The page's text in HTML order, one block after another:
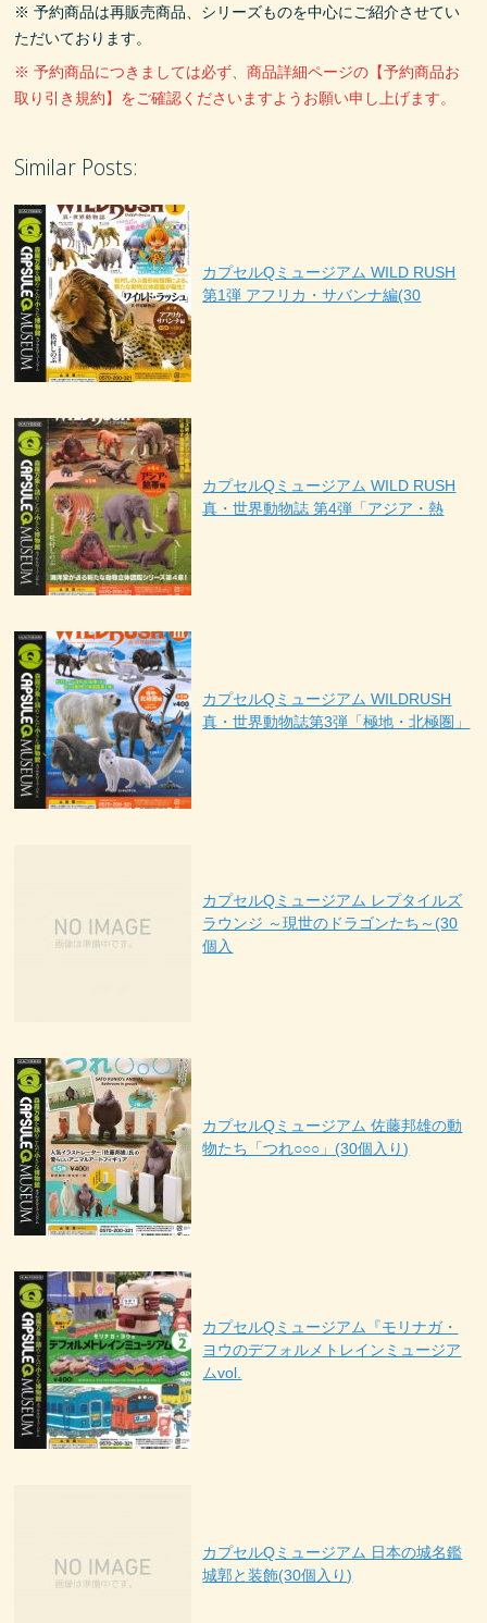
※ 予約商品は再販売商品、シリーズものを中心にご紹介させてい
ただいております。
※ 予約商品につきましては必ず、商品詳細ページの【予約商品お
取り引き規約】をご確認くださいますようお願い申し上げます。
Similar Posts:
カプセルQミュージアム WILD RUSH
第1弾 アフリカ・サバンナ編(30
カプセルQミュージアム WILD RUSH
真・世界動物誌 第4弾「アジア・熱
カプセルQミュージアム WILDRUSH
真・世界動物誌第3弾「極地・北極圏」
カプセルQミュージアム レプタイルズ
ラウンジ ～現世のドラゴンたち～(30
個入
カプセルQミュージアム 佐藤邦雄の動
物たち「つれ○○○」(30個入り)
カプセルQミュージアム『モリナガ・
ヨウのデフォルメトレインミュージア
ムvol.
カプセルQミュージアム 日本の城名鑑
城郭と装飾(30個入り)